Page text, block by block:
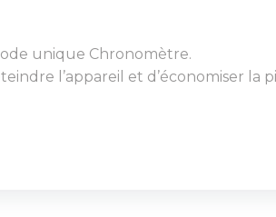
unique Chronomètre.
l’appareil et d’économiser la